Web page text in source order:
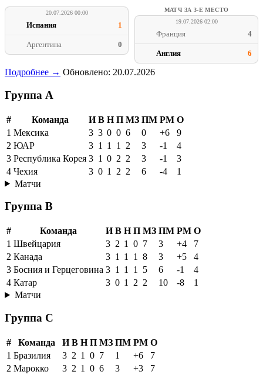
20.07.2026 00:00
Испания 1
Аргентина 0
МАТЧ ЗА 3-Е МЕСТО
19.07.2026 02:00
Франция 4
Англия 6
Подробнее → Обновлено: 20.07.2026
Группа A
# Команда И В Н П МЗ ПМ РМ О
1 Мексика 3 3 0 0 6 0 +6
9
2 ЮАР 3 1 1 1 2 3 -1
4
3 Республика Корея 3 1 0 2 2 3 -1
3
4 Чехия 3 0 1 2 2 6 -4
1
Матчи
Группа B
# Команда И В Н П МЗ ПМ РМ О
1 Швейцария 3 2 1 0 7 3 +4
7
2 Канада 3 1 1 1 8 3 +5
4
3 Босния и Герцеговина 3 1 1 1 5 6 -1
4
4 Катар 3 0 1 2 2 10 -8
1
Матчи
Группа C
# Команда И В Н П МЗ ПМ РМ О
1 Бразилия 3 2 1 0 7 1 +6
7
2 Марокко 3 2 1 0 6 3 +3
7